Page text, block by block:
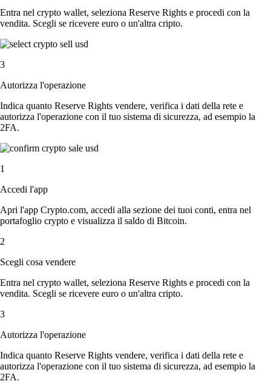
Entra nel crypto wallet, seleziona Reserve Rights e procedi con la
vendita. Scegli se ricevere euro o un'altra cripto.
3
Autorizza l'operazione
Indica quanto Reserve Rights vendere, verifica i dati della rete e
autorizza l'operazione con il tuo sistema di sicurezza, ad esempio la
2FA.
1
Accedi l'app
Apri l'app Crypto.com, accedi alla sezione dei tuoi conti, entra nel
portafoglio crypto e visualizza il saldo di Bitcoin.
2
Scegli cosa vendere
Entra nel crypto wallet, seleziona Reserve Rights e procedi con la
vendita. Scegli se ricevere euro o un'altra cripto.
3
Autorizza l'operazione
Indica quanto Reserve Rights vendere, verifica i dati della rete e
autorizza l'operazione con il tuo sistema di sicurezza, ad esempio la
2FA.